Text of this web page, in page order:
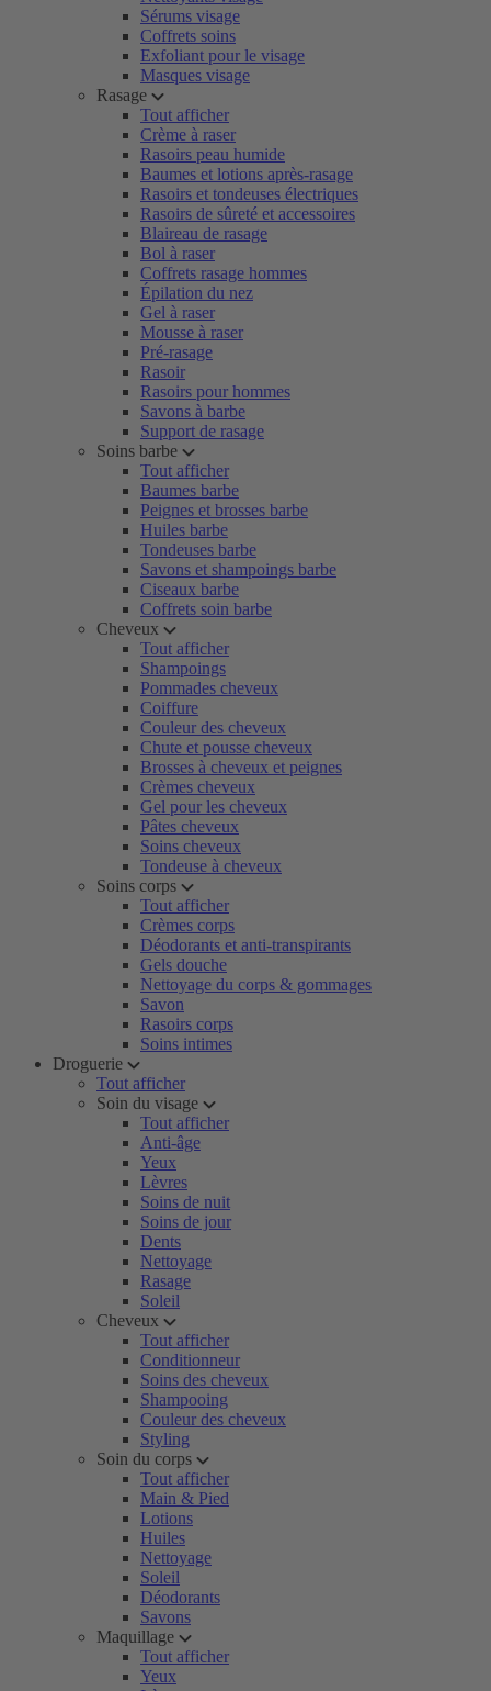
Sérums visage
Coffrets soins
Exfoliant pour le visage
Masques visage
Rasage
Tout afficher
Crème à raser
Rasoirs peau humide
Baumes et lotions après-rasage
Rasoirs et tondeuses électriques
Rasoirs de sûreté et accessoires
Blaireau de rasage
Bol à raser
Coffrets rasage hommes
Épilation du nez
Gel à raser
Mousse à raser
Pré-rasage
Rasoir
Rasoirs pour hommes
Savons à barbe
Support de rasage
Soins barbe
Tout afficher
Baumes barbe
Peignes et brosses barbe
Huiles barbe
Tondeuses barbe
Savons et shampoings barbe
Ciseaux barbe
Coffrets soin barbe
Cheveux
Tout afficher
Shampoings
Pommades cheveux
Coiffure
Couleur des cheveux
Chute et pousse cheveux
Brosses à cheveux et peignes
Crèmes cheveux
Gel pour les cheveux
Pâtes cheveux
Soins cheveux
Tondeuse à cheveux
Soins corps
Tout afficher
Crèmes corps
Déodorants et anti-transpirants
Gels douche
Nettoyage du corps & gommages
Savon
Rasoirs corps
Soins intimes
Droguerie
Tout afficher
Soin du visage
Tout afficher
Anti-âge
Yeux
Lèvres
Soins de nuit
Soins de jour
Dents
Nettoyage
Rasage
Soleil
Cheveux
Tout afficher
Conditionneur
Soins des cheveux
Shampooing
Couleur des cheveux
Styling
Soin du corps
Tout afficher
Main & Pied
Lotions
Huiles
Nettoyage
Soleil
Déodorants
Savons
Maquillage
Tout afficher
Yeux